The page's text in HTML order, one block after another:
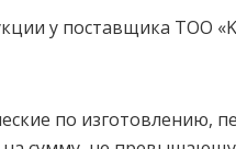
у поставщика ТОО
по